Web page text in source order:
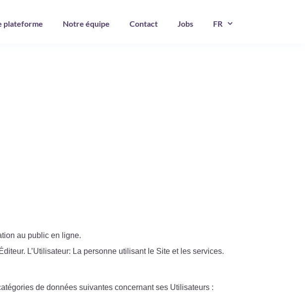
plateforme Notre équipe Contact Jobs
au public en ligne.
L’Utilisateur: La personne utilisant le Site et les services.
de données suivantes concernant ses Utilisateurs :